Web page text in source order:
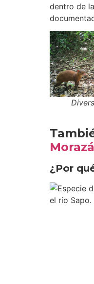
dentro de
¿Por